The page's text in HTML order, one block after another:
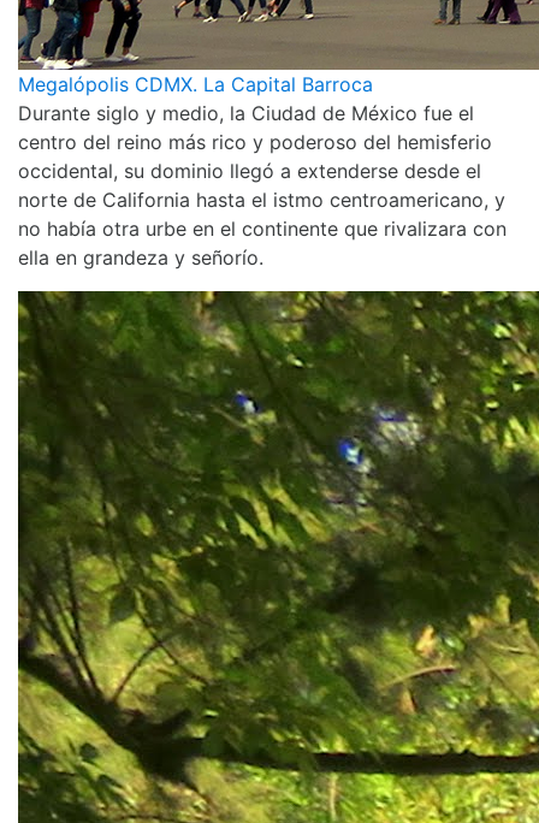
Megalópolis CDMX. La Capital Barroca
Durante siglo y medio, la Ciudad de México fue el
centro del reino más rico y poderoso del hemisferio
occidental, su dominio llegó a extenderse desde el
norte de California hasta el istmo centroamericano, y
no había otra urbe en el continente que rivalizara con
ella en grandeza y señorío.